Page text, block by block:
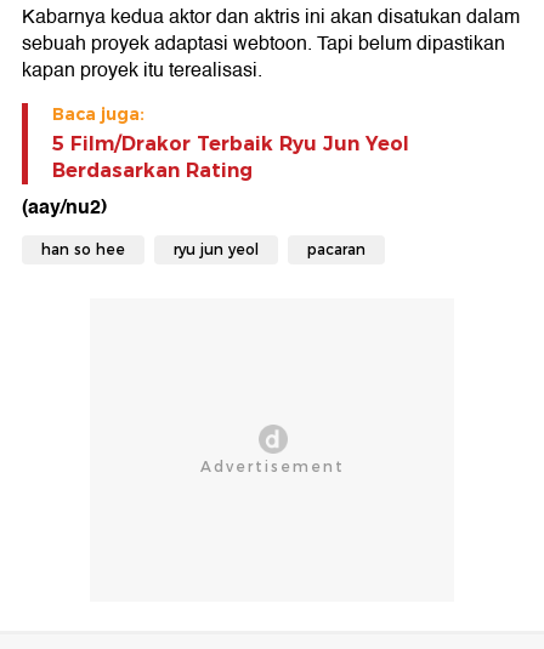
Kabarnya kedua aktor dan aktris ini akan disatukan dalam
sebuah proyek adaptasi webtoon. Tapi belum dipastikan
kapan proyek itu terealisasi.
Baca juga:
5 Film/Drakor Terbaik Ryu Jun Yeol
Berdasarkan Rating
(aay/nu2)
han so hee ryu jun yeol pacaran